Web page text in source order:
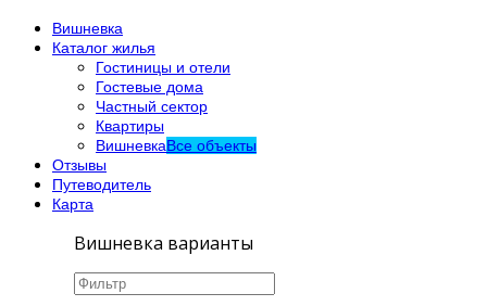
Вишневка
Каталог жилья
Гостиницы и отели
Гостевые дома
Частный сектор
Квартиры
ВишневкаВсе объекты
Отзывы
Путеводитель
Карта
Вишневка варианты